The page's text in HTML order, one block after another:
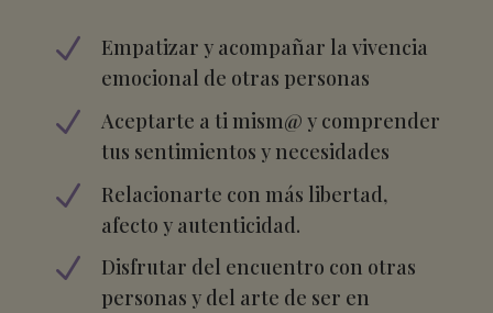
N
Empatizar y acompañar la vivencia
emocional de otras personas
N
Aceptarte a ti mism@ y comprender
tus sentimientos y necesidades
N
Relacionarte con más libertad,
afecto y autenticidad.
N
Disfrutar del encuentro con otras
personas y del arte de ser en